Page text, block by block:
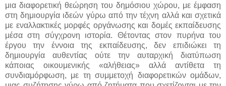
μια διαφορετική θεώρηση του δημόσιου χώρου, με έμφαση
στη δημιουργία ιδεών γύρω από την τέχνη αλλά και σχετικά
με εναλλακτικές μορφές οργάνωσης και δομές εκπαίδευσης
μέσα στη σύγχρονη ιστορία. Θέτοντας στον πυρήνα του
έργου την έννοια της εκπαίδευσης, δεν επιδιώκει τη
δημιουργία αυθεντίας ούτε την αυταρχική διατύπωση
κάποιας οικουμενικής «αλήθειας» αλλά αντίθετα τη
συνδιαμόρφωση, με τη συμμετοχή διαφορετικών ομάδων,